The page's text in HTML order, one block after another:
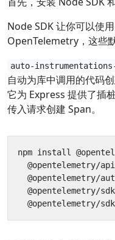
Node SDK 让你可以使
OpenTelemetry，这些
auto-
自动为库中调用的代码
它为 Express 提供了插
传入请求创建 Span。
npm install
  @opentelemetry/api
@opentelemetry/
@opentelemetry/